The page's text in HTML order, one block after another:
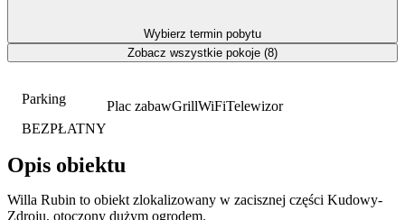
Parking
BEZPŁATNY
Plac zabawGrillWiFiTelewizor
Opis obiektu
Willa Rubin to obiekt zlokalizowany w zacisznej części Kudowy-
Zdroju, otoczony dużym ogrodem.
Wybierz termin pobytu
Zobacz wszystkie pokoje (8)